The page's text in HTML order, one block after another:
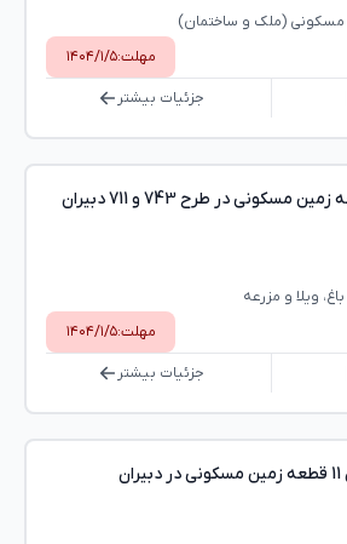
مسکونی (ملک و ساختمان)
مهلت:۱۴۰۴/۱/۵
جزئیات بیشتر
ویلا و مزرعه
مهلت:۱۴۰۴/۱/۵
جزئیات بیشتر